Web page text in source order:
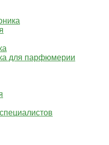
для парфюмерии